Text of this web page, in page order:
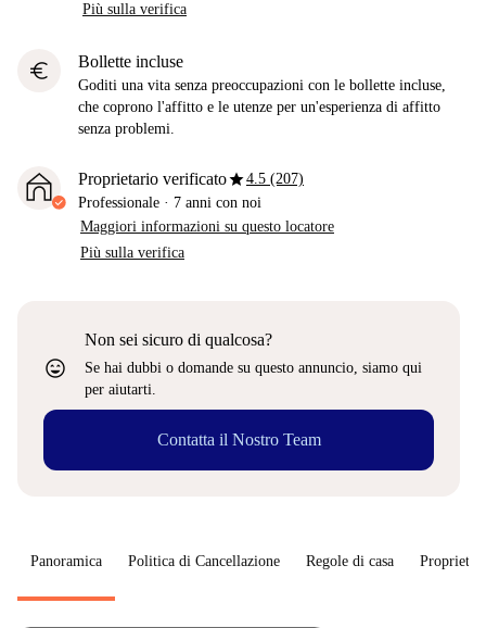
Più sulla verifica
euro Bollette incluse
Goditi una vita senza preoccupazioni con le bollette incluse,
che coprono l'affitto e le utenze per un'esperienza di affitto
senza problemi.
Proprietario verificatostar4.5 (207)
Professionale · 7 anni con noi
Maggiori informazioni su questo locatore
Più sulla verifica
sentiment_very_satisfied
Non sei sicuro di qualcosa?
Se hai dubbi o domande su questo annuncio, siamo qui
per aiutarti.
Contatta il Nostro Team
Panoramica Politica di Cancellazione Regole di casa